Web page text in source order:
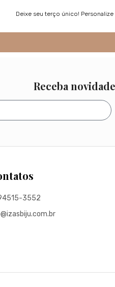
Deixe seu terço único!
Receba
3552